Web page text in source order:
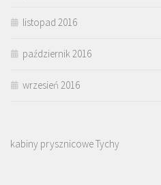
listopad 2016
październik 2016
wrzesień 2016
kabiny prysznicowe Tychy